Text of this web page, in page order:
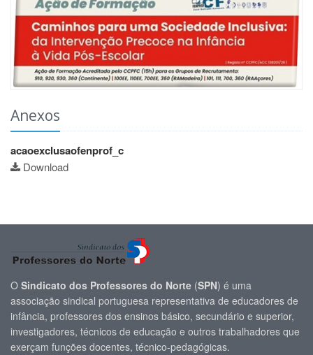
Anexos
acaoexclusaofenprof_c
Download
O Sindicato dos Professores do Norte (SPN) é uma
associação sindical portuguesa representativa de educadores de
infância, professores dos ensinos básico, secundário e superior,
investigadores, técnicos de educação e outros trabalhadores que
exerçam funções docentes, técnico-pedagógicas.